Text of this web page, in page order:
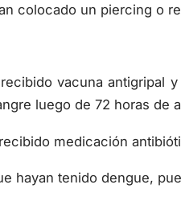
colocado un piercing o
vacuna antigripal
luego de 72 horas de
medicación
hayan tenido dengue,